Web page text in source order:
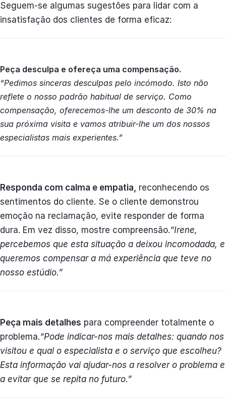
Seguem-se algumas sugestões para lidar com a
insatisfação dos clientes de forma eficaz:
Peça desculpa e ofereça uma compensação.
“Pedimos sinceras desculpas pelo incómodo. Isto não
reflete o nosso padrão habitual de serviço. Como
compensação, oferecemos-lhe um desconto de 30% na
sua próxima visita e vamos atribuir-lhe um dos nossos
especialistas mais experientes.”
Responda com calma e empatia, reconhecendo os
sentimentos do cliente. Se o cliente demonstrou
emoção na reclamação, evite responder de forma
dura. Em vez disso, mostre compreensão.“Irene,
percebemos que esta situação a deixou incomodada, e
queremos compensar a má experiência que teve no
nosso estúdio.”
Peça mais detalhes para compreender totalmente o
problema.“Pode indicar-nos mais detalhes: quando nos
visitou e qual o especialista e o serviço que escolheu?
Esta informação vai ajudar-nos a resolver o problema e
a evitar que se repita no futuro.”